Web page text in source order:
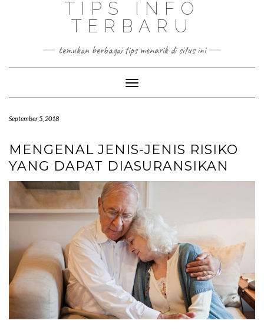
TIPS INFO
TERBARU
temukan berbagai tips menarik di situs ini
Toggle
Navigation
September 5, 2018
MENGENAL JENIS-JENIS RISIKO
YANG DAPAT DIASURANSIKAN